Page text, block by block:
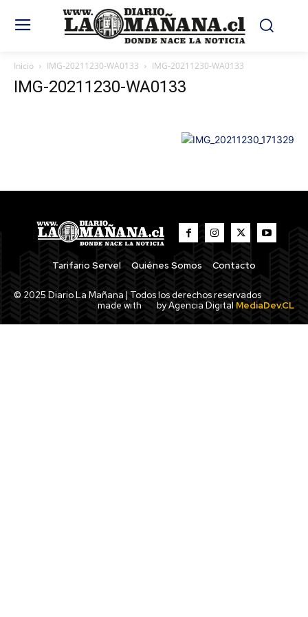
Inicio IMG-20211230-WA0133 IMG-20211230-WA0133
IMG-20211230-WA0133
Tarifario Servel Quiénes Somos Contacto
© 2025 Diario La Mañana | Todos los derechos reservados
made with
by Agencia Digital MediaDev.CL